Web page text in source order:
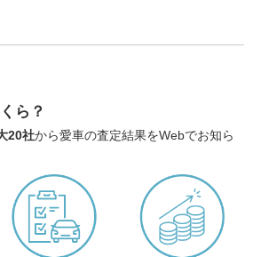
ら？
20社から愛車の査定結果をWebでお知ら